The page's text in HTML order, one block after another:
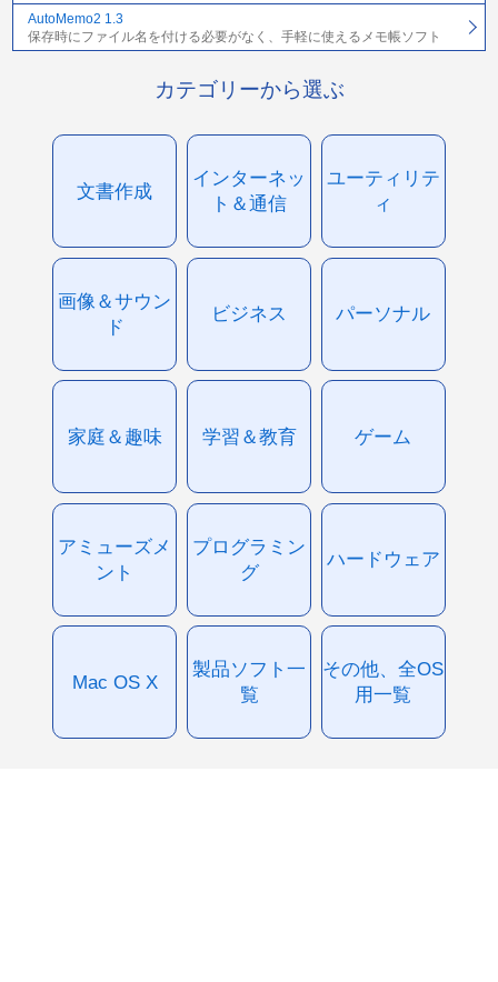
AutoMemo2 1.3
保存時にファイル名を付ける必要がなく、手軽に使えるメモ帳ソフト
カテゴリーから選ぶ
文書作成
インターネッ
ト＆通信
ユーティリテ
ィ
画像＆サウン
ド
ビジネス パーソナル
家庭＆趣味 学習＆教育 ゲーム
アミューズメ
ント
プログラミン
グ
ハードウェア
Mac OS X
製品ソフト一
覧
その他、全OS
用一覧